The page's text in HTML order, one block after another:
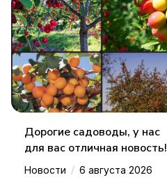
Дорогие садоводы, у нас
для вас отличная новость!
Новости / 6 августа 2026